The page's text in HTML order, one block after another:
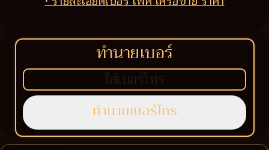
ทำนายเบอร์